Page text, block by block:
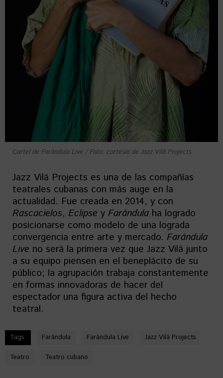
Cartel de Farándula Live / Foto: cortesía de Jazz Vilá Projects
Jazz Vilá Projects es una de las compañías
teatrales cubanas con más auge en la
actualidad. Fue creada en 2014, y con
Rascacielos, Eclipse y Farándula ha logrado
posicionarse como modelo de una lograda
convergencia entre arte y mercado. Farándula
Live no será la primera vez que Jazz Vilá junto
a su equipo piensen en el beneplácito de su
público; la agrupación trabaja constantemente
en formas innovadoras de hacer del
espectador una figura activa del hecho
teatral.
Tags: Farándula Farándula Live Jazz Vilá Projects
Teatro Teatro cubano